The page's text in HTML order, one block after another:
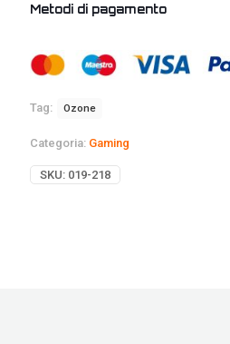
Metodi di pagamento
Tag: Ozone
Categoria: Gaming
SKU: 019-218